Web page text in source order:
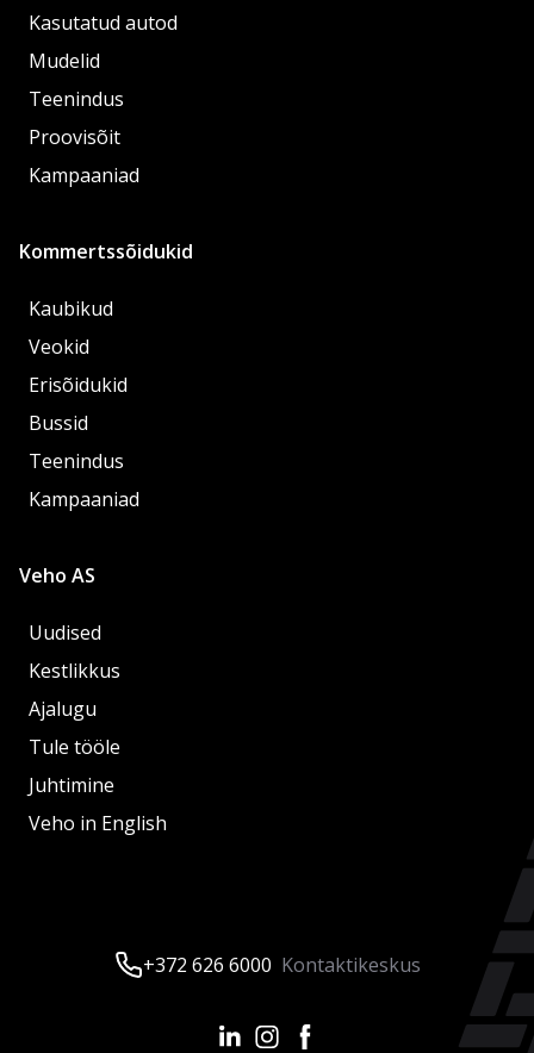
Kasutatud autod
Mudelid
Teenindus
Proovisõit
Kampaaniad
Kommertssõidukid
Kaubikud
Veokid
Erisõidukid
Bussid
Teenindus
Kampaaniad
Veho AS
Uudised
Kestlikkus
Ajalugu
Tule tööle
Juhtimine
Veho in English
+372 626 6000 Kontaktikeskus